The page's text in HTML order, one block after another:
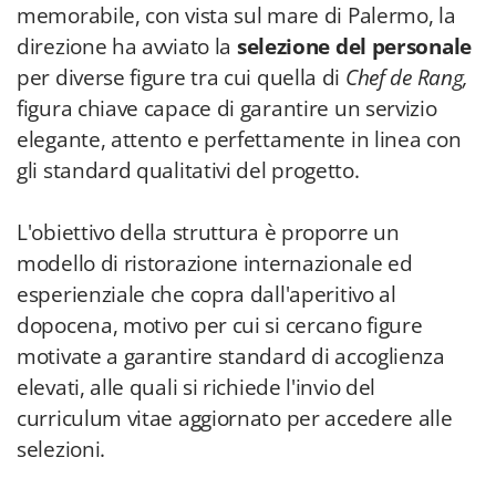
memorabile, con vista sul mare di Palermo, la
direzione ha avviato la selezione del personale
per diverse figure tra cui quella di Chef de Rang,
figura chiave capace di garantire un servizio
elegante, attento e perfettamente in linea con
gli standard qualitativi del progetto.
L'obiettivo della struttura è proporre un
modello di ristorazione internazionale ed
esperienziale che copra dall'aperitivo al
dopocena, motivo per cui si cercano figure
motivate a garantire standard di accoglienza
elevati, alle quali si richiede l'invio del
curriculum vitae aggiornato per accedere alle
selezioni.